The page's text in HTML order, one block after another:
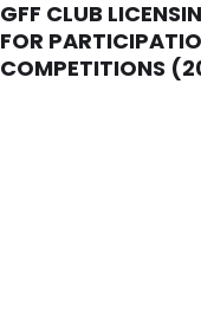
GFF CLUB
FOR
COMPETITIONS